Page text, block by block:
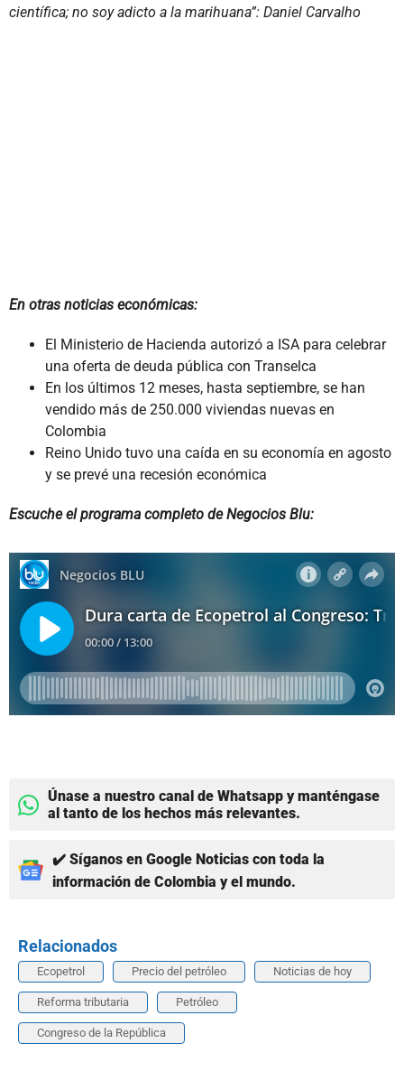
científica; no soy adicto a la marihuana”: Daniel Carvalho
En otras noticias económicas:
El Ministerio de Hacienda autorizó a ISA para celebrar
una oferta de deuda pública con Transelca
En los últimos 12 meses, hasta septiembre, se han
vendido más de 250.000 viviendas nuevas en
Colombia
Reino Unido tuvo una caída en su economía en agosto
y se prevé una recesión económica
Escuche el programa completo de Negocios Blu:
Únase a nuestro canal de Whatsapp y manténgase
al tanto de los hechos más relevantes.
✔️ Síganos en Google Noticias con toda la
información de Colombia y el mundo.
Relacionados
Ecopetrol Precio del petróleo Noticias de hoy
Reforma tributaria Petróleo
Congreso de la República